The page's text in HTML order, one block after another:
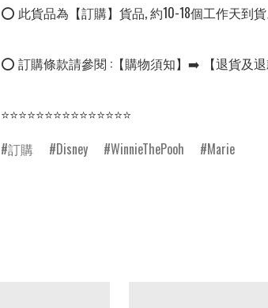
⭕ 此貨品為【訂購】貨品, 約10-18個工作天到貨
⭕ 訂購條款請參閱 :【購物須知】➡️ 【退貨及退
⭐⭐⭐⭐⭐⭐⭐⭐⭐⭐⭐⭐⭐⭐⭐
訂購
Disney WinnieThePooh Marie